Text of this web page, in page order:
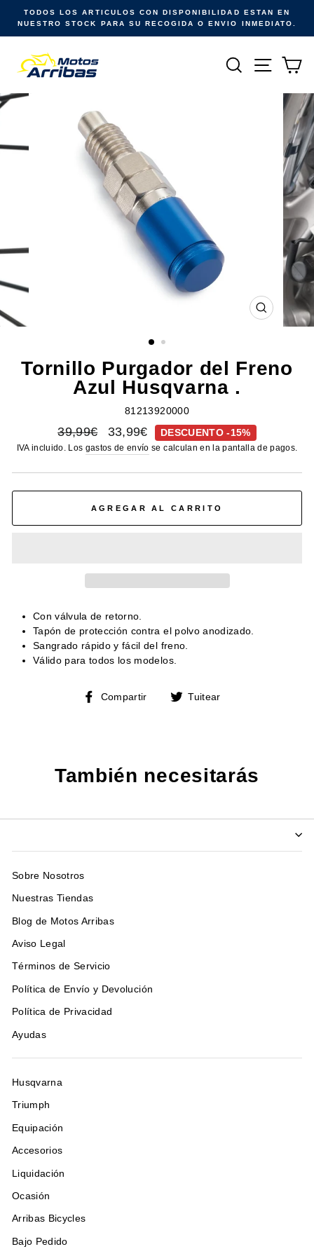
directamente
al
contenido
TODOS LOS ARTICULOS CON DISPONIBILIDAD ESTAN EN
NUESTRO STOCK PARA SU RECOGIDA O ENVIO INMEDIATO.
Buscar
Tornillo Purgador del Freno
Azul Husqvarna .
81213920000
Precio
habitual
39,99€
Precio
de
33,99€ DESCUENTO -15%
IVA incluido. Los gastos de envío se calculan en la pantalla de pagos.
AGREGAR AL CARRITO
Con válvula de retorno.
Tapón de protección contra el polvo anodizado.
Sangrado rápido y fácil del freno.
Válido para todos los modelos.
Compartir
CompartirTuitear
CERRAR
(ESC)
También necesitarás
Sobre Nosotros
Nuestras Tiendas
Blog de Motos Arribas
Aviso Legal
Términos de Servicio
Política de Envío y Devolución
Política de Privacidad
Ayudas
Husqvarna
Triumph
Equipación
Accesorios
Liquidación
Ocasión
Arribas Bicycles
Bajo Pedido